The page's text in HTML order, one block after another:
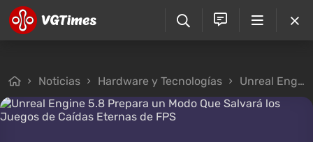
Noticias Hardware y Tecnologías Unreal Engine 5.8 Prepara un Modo Que Salvará los Juegos de Caídas Eternas de FPS